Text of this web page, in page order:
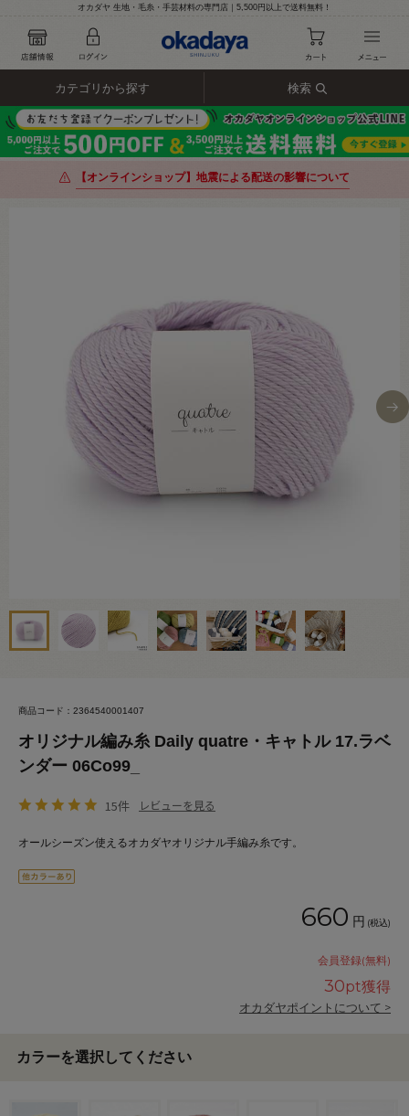
オカダヤ 生地・毛糸・手芸材料の専門店｜5,500円以上で送料無料！
カテゴリから探す 検索
【オンラインショップ】地震による配送の影響について
商品コード：2364540001407
オリジナル編み糸 Daily quatre・キャトル 17.ラベ
ンダー 06Co99_
15件 レビューを見る
オールシーズン使えるオカダヤオリジナル手編み糸です。
660 円 (税込)
会員登録(無料)
30pt獲得
オカダヤポイントについて >
カラーを選択してください